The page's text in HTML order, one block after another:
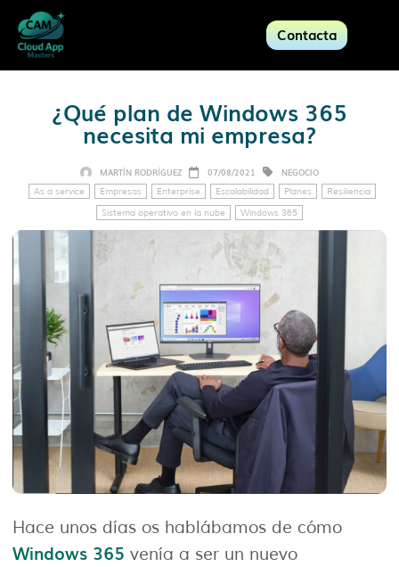
Contacta
¿Qué plan de Windows 365
necesita mi empresa?
MARTÍN RODRÍGUEZ 07/08/2021 NEGOCIO
As a service Empresas Enterprise Escalabilidad Planes
Resiliencia
Sistema operativo en la nube
Windows 365
Hace unos días os hablábamos de cómo
Windows 365 venía a ser un nuevo